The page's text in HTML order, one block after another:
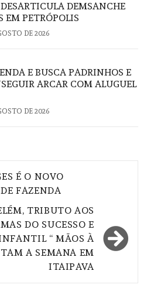
DEMSANCHE
EM PETRÓPOLIS
DE 2026
E BUSCA PADRINHOS E
ARCAR COM ALUGUEL
DE 2026
É O NOVO
FAZENDA
TRIBUTO AOS
DO SUCESSO E
“ MÃOS À
A SEMANA EM
ITAIPAVA